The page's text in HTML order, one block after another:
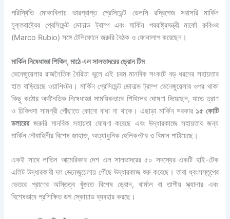
পরিস্থিতি মোকাবিলায় ভারপ্রাপ্ত প্রেসিডেন্ট ডেলসি রদ্রিগেজ সরাসরি মার্কিন
যুক্তরাষ্ট্রের প্রেসিডেন্ট ডোনাল্ড ট্রাম্প এবং মার্কিন পররাষ্ট্রমন্ত্রী মার্কো রুবিওর
(Marco Rubio) সঙ্গে টেলিফোনে জরুরি বৈঠক ও ফোনালাপ করেছেন।
মার্কিন নিষেধাজ্ঞা শিথিল, মাঠে এল সালভাদরের ড্রোন টিম
ভেনেজুয়েলার রাজনৈতিক বৈরিতা ভুলে এই চরম মানবিক সংকটে বড় ধরনের সহায়তার
হাত বাড়িয়েছে ওয়াশিংটন। মার্কিন প্রেসিডেন্ট ডোনাল্ড ট্রাম্প ভেনেজুয়েলার ওপর থাকা
কিছু কঠোর অর্থনৈতিক নিষেধাজ্ঞা সাময়িকভাবে শিথিলের ঘোষণা দিয়েছেন, যাতে ত্রাণ
ও চিকিৎসা সামগ্রী পৌঁছাতে কোনো বাধা না থাকে। এছাড়া মার্কিন সরকার ১৫ কোটি
ডলারেরজরুরি মানবিক সহায়তা ঘোষণা করেছে এবং উদ্ধারকাজে সহায়তার জন্য
মার্কিন নৌবাহিনীর বিশেষ জাহাজ, অত্যাধুনিক হেলিকপ্টার ও বিমান পাঠিয়েছে।
একই সাথে লাতিন আমেরিকার দেশ এল সালভাদরের ৫০ সদস্যের একটি হাই-টেক
এলিট উদ্ধারকারী দল ভেনেজুয়েলায় পৌঁছে উদ্ধারকাজ শুরু করেছে। তারা ধ্বংসস্তূপের
ভেতরে প্রাণের অস্তিত্ব খুঁজতে বিশেষ ড্রোন, থার্মাল বা তাপীয় স্ক্যানার এবং
বিশেষভাবে প্রশিক্ষিত ডগ স্কোয়াড ব্যবহার করছে।